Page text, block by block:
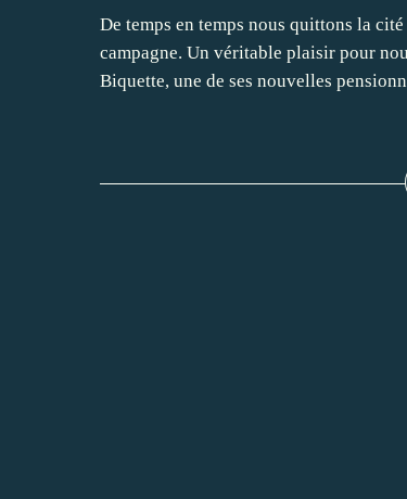
De temps en temps nous quittons la
campagne. Un véritable plaisir pour
Biquette, une de ses nouvelles